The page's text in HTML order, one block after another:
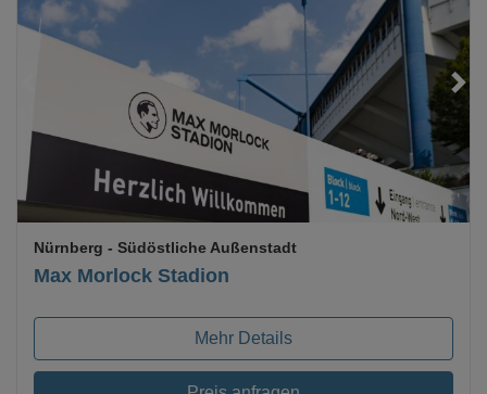
Loading...
Max Morlock Stadion
Nürnberg - Südöstliche Außenstadt
Mehr Details